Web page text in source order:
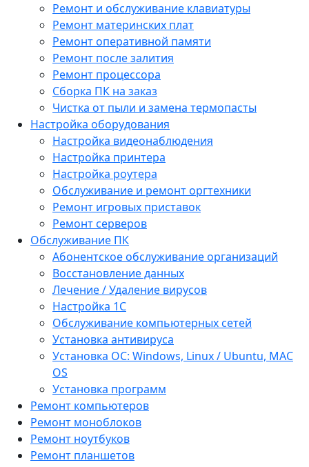
Ремонт и обслуживание клавиатуры
Ремонт материнских плат
Ремонт оперативной памяти
Ремонт после залития
Ремонт процессора
Сборка ПК на заказ
Чистка от пыли и замена термопасты
Настройка оборудования
Настройка видеонаблюдения
Настройка принтера
Настройка роутера
Обслуживание и ремонт оргтехники
Ремонт игровых приставок
Ремонт серверов
Обслуживание ПК
Абонентское обслуживание организаций
Восстановление данных
Лечение / Удаление вирусов
Настройка 1С
Обслуживание компьютерных сетей
Установка антивируса
Установка ОС: Windows, Linux / Ubuntu, МАС
OS
Установка программ
Ремонт компьютеров
Ремонт моноблоков
Ремонт ноутбуков
Ремонт планшетов